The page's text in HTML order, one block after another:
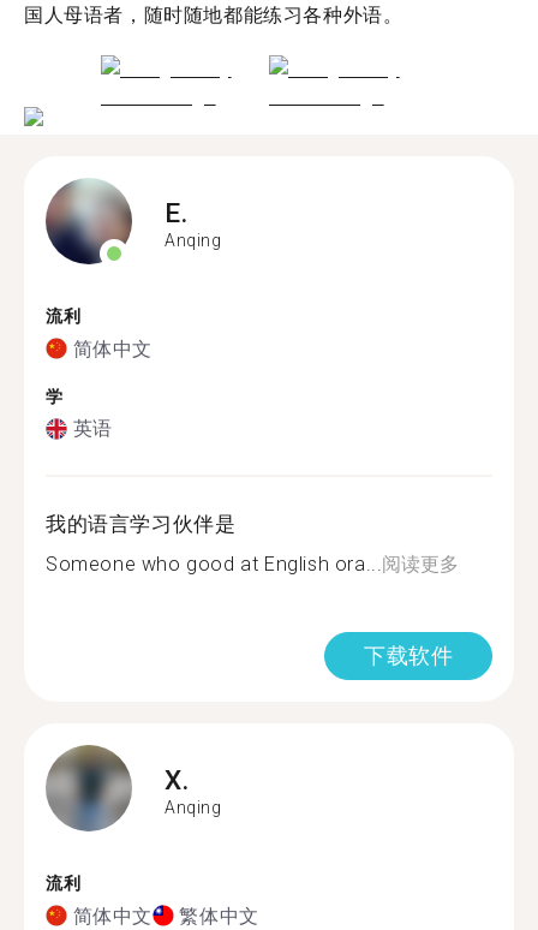
国人母语者，随时随地都能练习各种外语。
E.
Anqing
流利
简体中文
学
英语
我的语言学习伙伴是
Someone who good at English ora...阅读更多
下载软件
X.
Anqing
流利
简体中文 繁体中文